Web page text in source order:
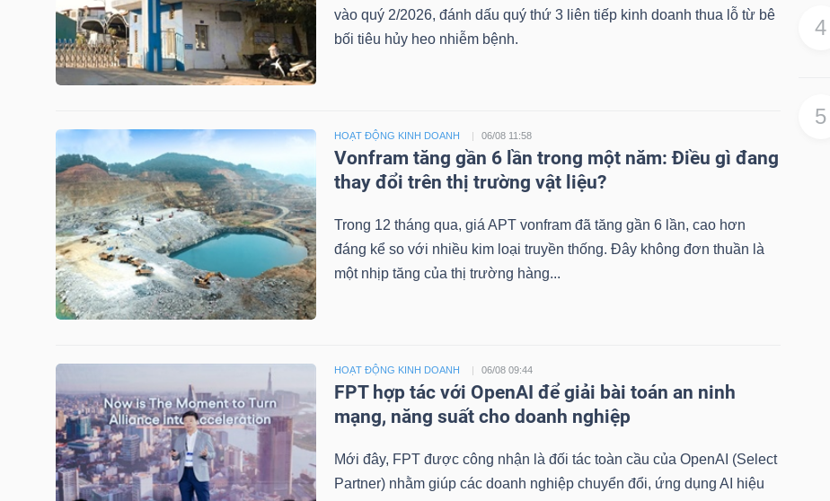
vào quý 2/2026, đánh dấu quý thứ 3 liên tiếp kinh doanh thua lỗ từ bê
bối tiêu hủy heo nhiễm bệnh.
HOẠT ĐỘNG KINH DOANH 06/08 11:58
Vonfram tăng gần 6 lần trong một năm: Điều gì đang
thay đổi trên thị trường vật liệu?
Trong 12 tháng qua, giá APT vonfram đã tăng gần 6 lần, cao hơn
đáng kể so với nhiều kim loại truyền thống. Đây không đơn thuần là
một nhịp tăng của thị trường hàng...
HOẠT ĐỘNG KINH DOANH 06/08 09:44
FPT hợp tác với OpenAI để giải bài toán an ninh
mạng, năng suất cho doanh nghiệp
Mới đây, FPT được công nhận là đối tác toàn cầu của OpenAI (Select
Partner) nhằm giúp các doanh nghiệp chuyển đổi, ứng dụng AI hiệu
4
5
VẬT
LIỆU
CÔNG
NGHIỆP
TIÊU
DÙNG
KHÔNG
THIẾT